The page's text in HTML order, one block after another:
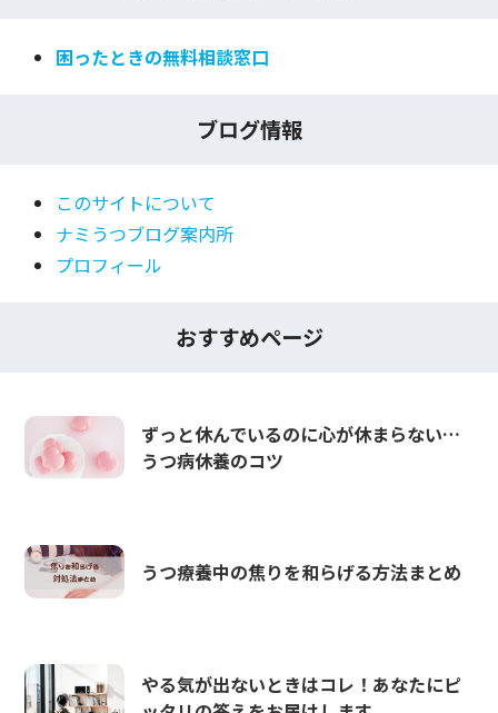
困ったときの無料相談窓口
ブログ情報
このサイトについて
ナミうつブログ案内所
プロフィール
おすすめページ
ずっと休んでいるのに心が休まらない…
うつ病休養のコツ
うつ療養中の焦りを和らげる方法まとめ
やる気が出ないときはコレ！あなたにピ